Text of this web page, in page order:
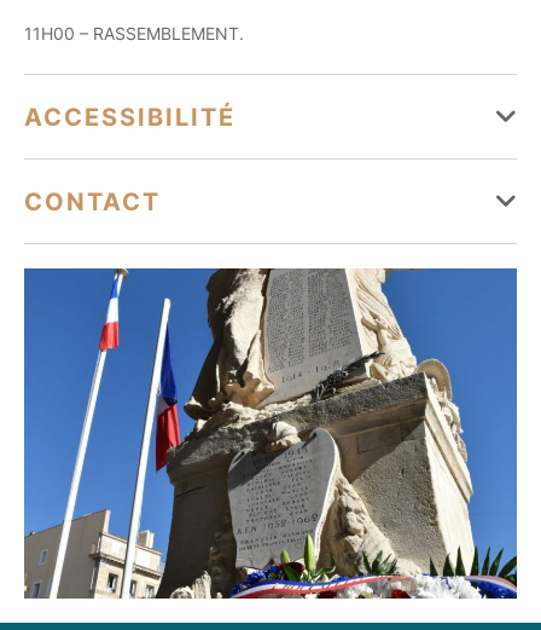
11H00 – RASSEMBLEMENT.
ACCESSIBILITÉ
CONTACT
04 94 29 22 70
http://www.bandol.fr
https://fr-fr.facebook.com/villebandol/